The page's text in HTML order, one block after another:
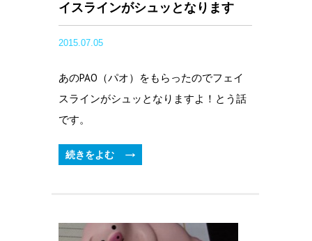
イスラインがシュッとなります
2015.07.05
あのPAO（パオ）をもらったのでフェイ
スラインがシュッとなりますよ！とう話
です。
続きをよむ